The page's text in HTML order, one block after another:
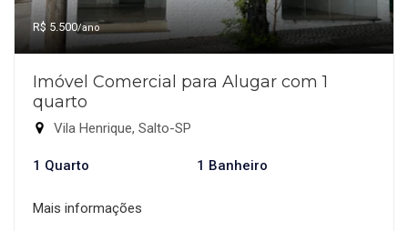
R$ 5.500/ano
Imóvel Comercial para Alugar com 1
quarto
Vila Henrique, Salto-SP
1 Quarto 1 Banheiro
Mais informações